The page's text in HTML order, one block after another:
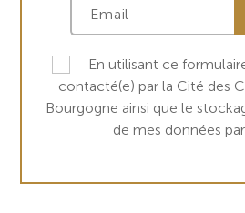
En utilisant ce
contacté(e) par la Cité des
Bourgogne ainsi que le
de mes données